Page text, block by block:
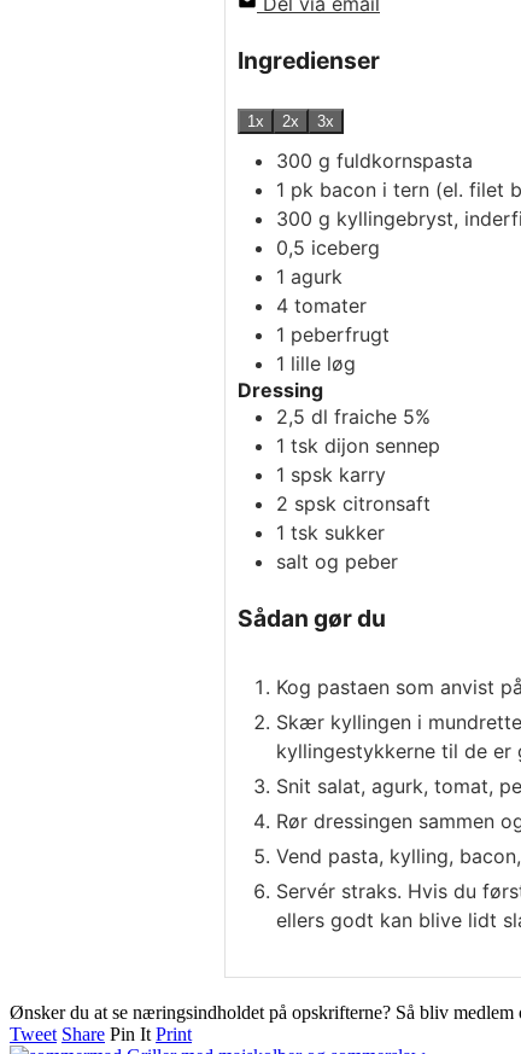
Ingredienser
1x 2x 3x
300 g fuldkornspasta
1 pk bacon i tern (el. filet
300 g kyllingebryst,
0,5 iceberg
1 agurk
4 tomater
1 peberfrugt
1 lille løg
Dressing
2,5 dl fraiche 5%
1 tsk dijon sennep
1 spsk karry
2 spsk citronsaft
1 tsk sukker
salt og peber
Sådan gør du
Kog pastaen som anvist
Skær kyllingen i
kyllingestykkerne til de er
Snit salat, agurk, tomat,
Rør dressingen sammen
Vend pasta, kylling,
Servér straks. Hvis du
ellers godt kan blive lidt
Ønsker du at se næringsindholdet på opskrifterne? Så bliv medlem
Tweet Share Pin It Print